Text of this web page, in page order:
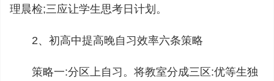
理晨检;三应让学生思考日计划。
2、初高中提高晚自习效率六条策略
策略一:分区上自习。将教室分成三区:优等生独